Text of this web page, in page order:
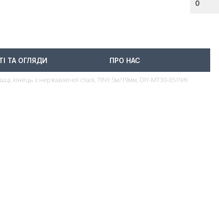
0
ТА ОГЛЯДИ ПРО НАС
кінець з нержавіючої сталі, TINY 5м/19мм, DIY-MT30-0519/K